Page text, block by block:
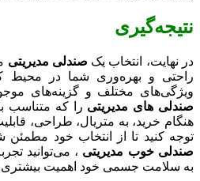
نتیجه‌گیری
در نهایت، انتخاب یک صندلی مدیریتی
راحتی و بهره‌وری شما در محیط
ویژگی‌های مختلف و گزینه‌های موجود
صندلی های مدیریتی را که متناسب
هنگام خرید، به متریال، طراحی،
توجه کنید تا از انتخاب خود مطمئن
صندلی خوب مدیریتی ، می‌توانید
به سلامت جسمی خود اهمیت بیشتری